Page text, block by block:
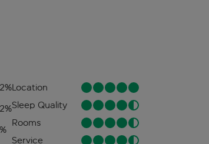
%
%
Location
Sleep Quality
Rooms
Service